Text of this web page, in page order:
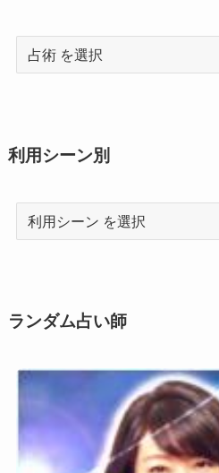
術
利用シーン別
利
用
ン
ランダム占い師